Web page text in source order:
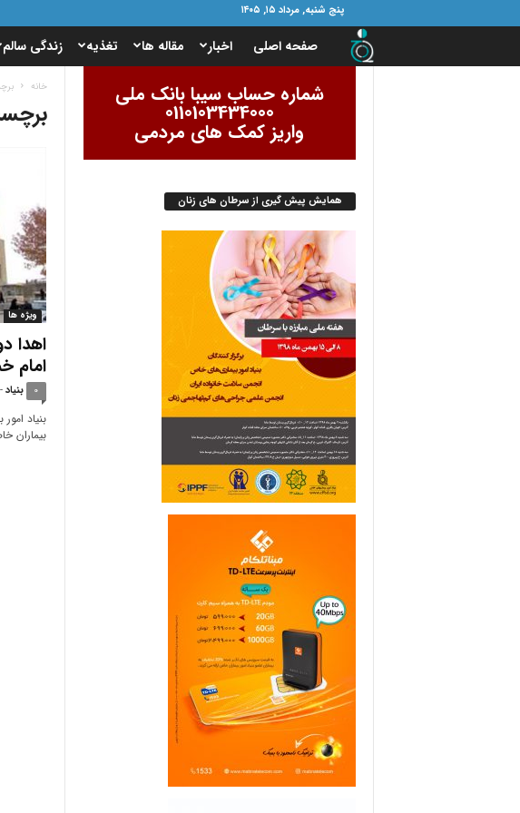
پنج شنبه, مرداد ۱۵, ۱۴۰۵
ا
د
م
و
ر
ی
م
ی
ا
خ
صفحه اصلی اخبار مقاله ها تغذیه زندگی سالم
خانه
ویژه ها
اهدا
امام
بنیاد - 0
بنیاد
بیماران
شماره حساب سیبا بانک ملی
0110103434000
واریز کمک های مردمی
همایش پیش گیری از سرطان های زنان